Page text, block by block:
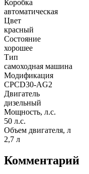
Коробка
автоматическая
Цвет
красный
Состояние
хорошее
Тип
самоходная машина
Модификация
CPCD30-AG2
Двигатель
дизельный
Мощность, л.с.
50 л.с.
Объем двигателя, л
2,7 л
Комментарий